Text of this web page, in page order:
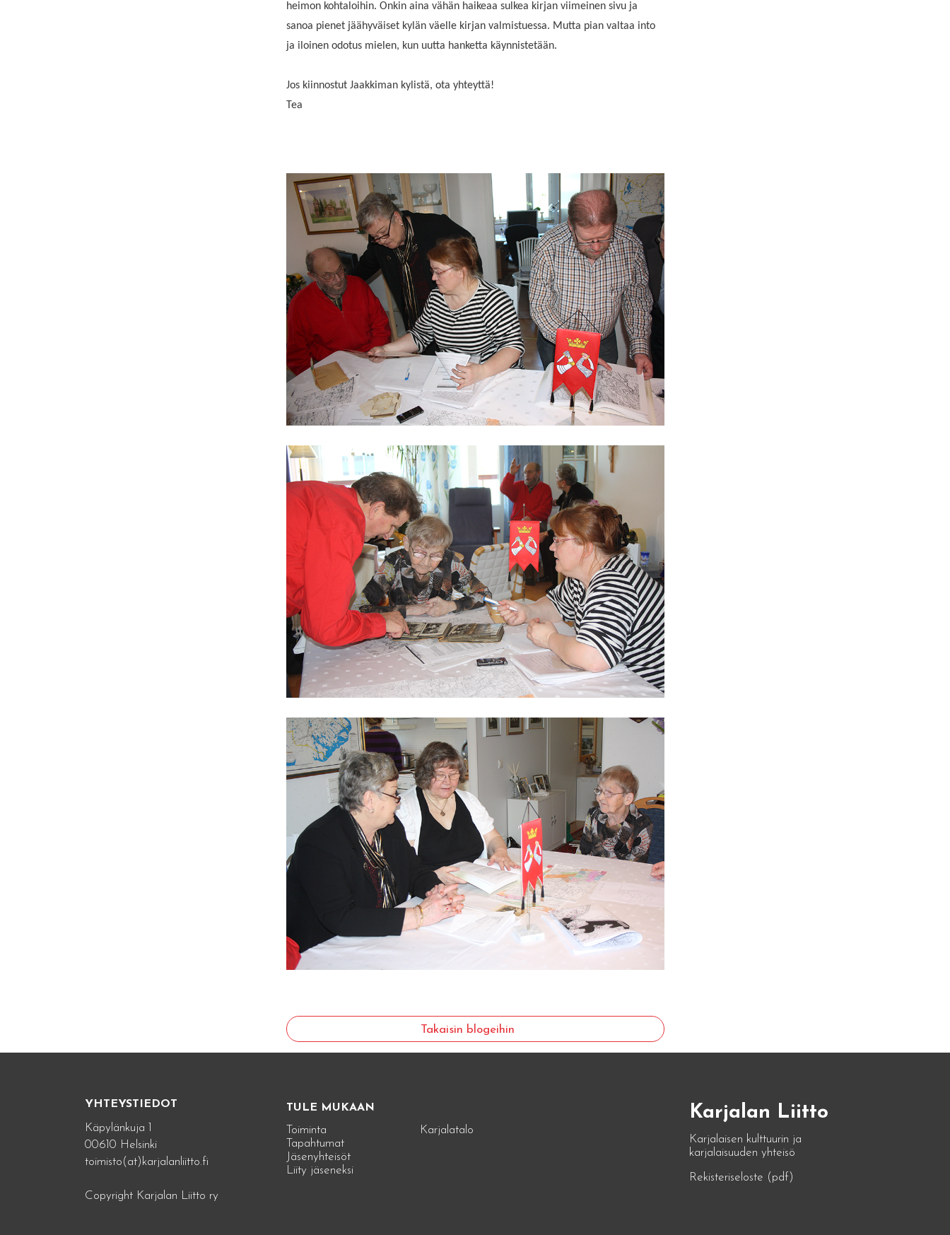
heimon kohtaloihin. Onkin aina vähän haikeaa sulkea kirjan viimeinen sivu ja
sanoa pienet jäähyväiset kylän väelle kirjan valmistuessa. Mutta pian valtaa into
ja iloinen odotus mielen, kun uutta hanketta käynnistetään.
Jos kiinnostut Jaakkiman kylistä, ota yhteyttä!
Tea
Takaisin blogeihin
YHTEYSTIEDOT
Käpylänkuja 1
00610 Helsinki
toimisto(at)karjalanliitto.fi
Copyright Karjalan Liitto ry
TULE MUKAAN
Toiminta
Tapahtumat
Jäsenyhteisöt
Liity jäseneksi
Karjalatalo
Karjalan Liitto
Karjalaisen kulttuurin ja
karjalaisuuden yhteisö
Rekisteriseloste (pdf)